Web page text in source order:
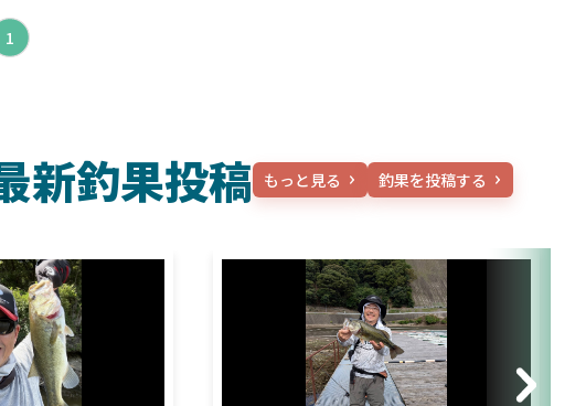
1
新釣果投稿 もっと見る 釣果を投稿する